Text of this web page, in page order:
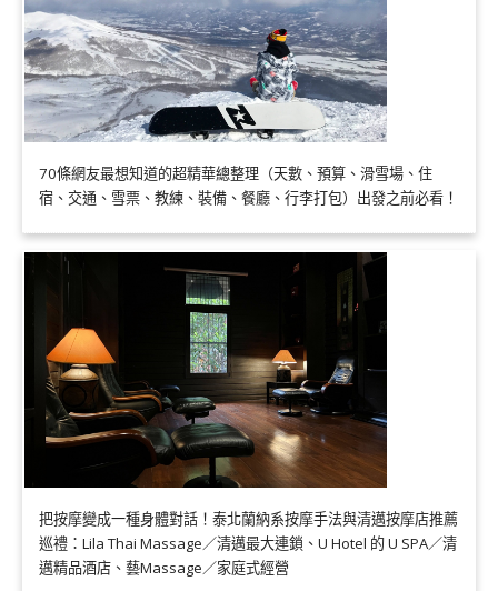
70條網友最想知道的超精華總整理（天數、預算、滑雪場、住
宿、交通、雪票、教練、裝備、餐廳、行李打包）出發之前必看！
把按摩變成一種身體對話！泰北蘭納系按摩手法與清邁按摩店推薦
巡禮：Lila Thai Massage／清邁最大連鎖、U Hotel 的 U SPA／清
邁精品酒店、藝Massage／家庭式經營